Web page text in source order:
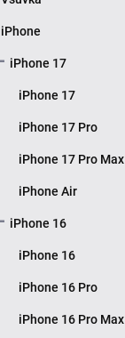
iPhone
iPhone 17
iPhone 17
iPhone 17 Pro
iPhone 17 Pro Max
iPhone Air
iPhone 16
iPhone 16
iPhone 16 Pro
iPhone 16 Pro Max